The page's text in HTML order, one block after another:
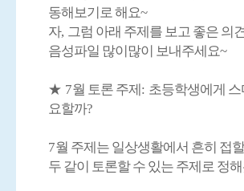
동해보기로 해요~
자, 그럼 아래 주제를 보고 좋은 의
음성파일 많이많이 보내주세요~
★ 7월 토론 주제 : 초등학생에게 스
요할까?
7월 주제는 일상생활에서 흔히 접
두 같이 토론할 수 있는 주제로 정